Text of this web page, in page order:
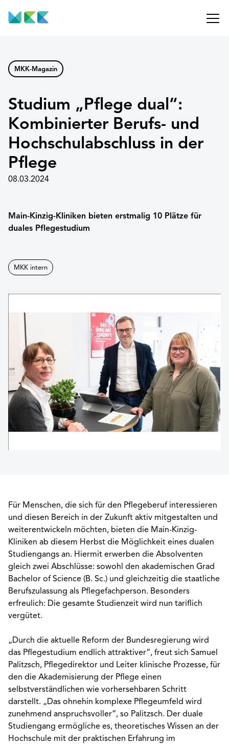
MKK-Magazin
Studium „Pflege dual“:
Kombinierter Berufs- und
Hochschulabschluss in der
Pflege
08.03.2024
Main-Kinzig-Kliniken bieten erstmalig 10 Plätze für
duales Pflegestudium
MKK intern
Für Menschen, die sich für den Pflegeberuf interessieren
und diesen Bereich in der Zukunft aktiv mitgestalten und
weiterentwickeln möchten, bieten die Main-Kinzig-
Kliniken ab diesem Herbst die Möglichkeit eines dualen
Studiengangs an. Hiermit erwerben die Absolventen
gleich zwei Abschlüsse: sowohl den akademischen Grad
Bachelor of Science (B. Sc.) und gleichzeitig die staatliche
Berufszulassung als Pflegefachperson. Besonders
erfreulich: Die gesamte Studienzeit wird nun tariflich
vergütet.
„Durch die aktuelle Reform der Bundesregierung wird
das Pflegestudium endlich attraktiver“, freut sich Samuel
Palitzsch, Pflegedirektor und Leiter klinische Prozesse, für
den die Akademisierung der Pflege einen
selbstverständlichen wie vorhersehbaren Schritt
darstellt. „Das ohnehin komplexe Pflegeumfeld wird
zunehmend anspruchsvoller“, so Palitzsch. Der duale
Studiengang ermögliche es, theoretisches Wissen an der
Hochschule mit der praktischen Erfahrung im